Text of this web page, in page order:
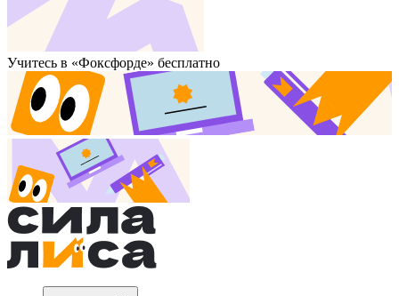
Учитесь в «Фоксфорде» бесплатно